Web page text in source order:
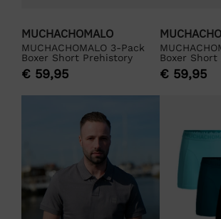
MUCHACHOMALO
MUCHACHOMALO 3-Pack
Boxer Short Prehistory
€ 59,95
Boxer Short
€ 59,95